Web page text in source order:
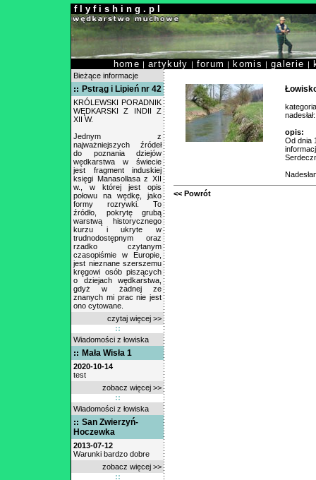
f l y f i s h i n g . p l
home |artykuły | forum | komis |galerie |
Bieżące informacje
Pstrąg i Lipień nr 42
KRÓLEWSKI PORADNIK
WĘDKARSKI Z INDII Z
XII W.
Jednym z
najważniejszych źródeł
do poznania dziejów
wędkarstwa w świecie
jest fragment induskiej
księgi Manasollasa z XII
w., w której jest opis
połowu na wędkę, jako
formy rozrywki. To
źródło, pokrytę grubą
warstwą historycznego
kurzu i ukryte w
trudnodostępnym oraz
rzadko czytanym
czasopiśmie w Europie,
jest nieznane szerszemu
kręgowi osób piszących
o dziejach wędkarstwa,
gdyż w żadnej ze
znanych mi prac nie jest
ono cytowane.
czytaj więcej >>
Wiadomości z łowiska
Mała Wisła 1
2020-10-14
test
zobacz więcej >>
Wiadomości z łowiska
San Zwierzyń-
Hoczewka
2013-07-12
Warunki bardzo dobre
zobacz więcej >>
opis:
Od dnia
<< Powrót